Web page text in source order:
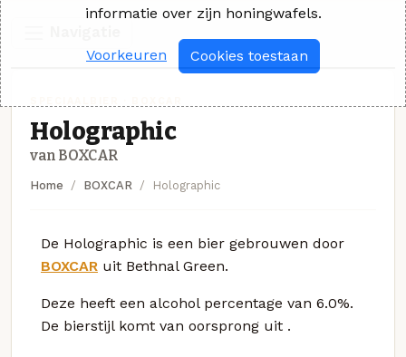
Holographic
van BOXCAR
Home BOXCAR Holographic
De Holographic is een bier gebrouwen door
BOXCAR uit Bethnal Green.
Deze heeft een alcohol percentage van 6.0%.
De bierstijl komt van oorsprong uit .
informatie over zijn honingwafels.
Voorkeuren Cookies toestaan